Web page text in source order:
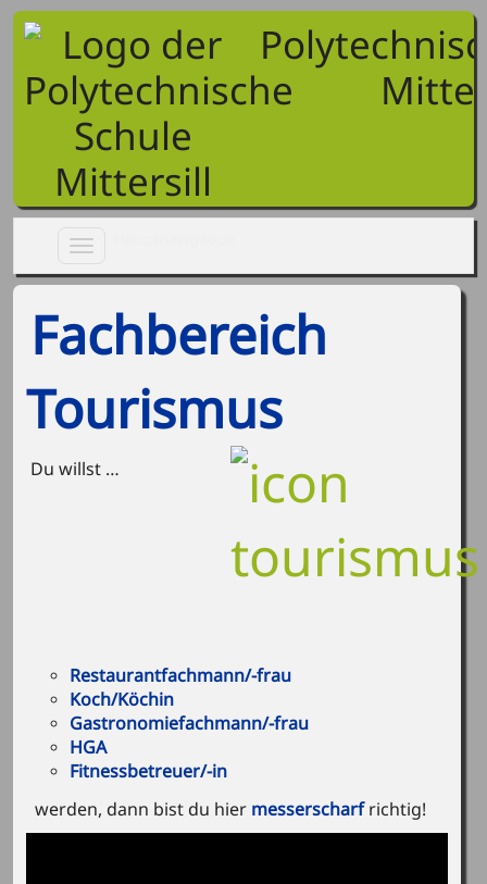
Toggle
navigation
Fachbereich
Tourismus
Du willst …
Restaurantfachmann/-frau
Koch/Köchin
Gastronomiefachmann/-frau
HGA
Fitnessbetreuer/-in
werden, dann bist du hier messerscharf richtig!